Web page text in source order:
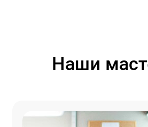
Наши